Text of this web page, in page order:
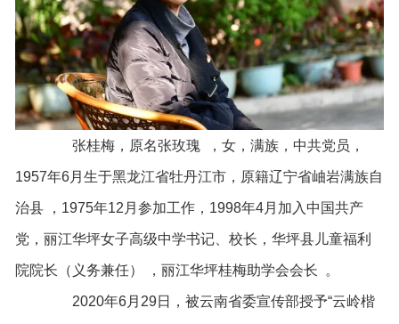
张桂梅，原名张玫瑰 ，女，满族，中共党员，
1957年6月生于黑龙江省牡丹江市，原籍辽宁省岫岩满族自
治县 ，1975年12月参加工作，1998年4月加入中国共产
党，丽江华坪女子高级中学书记、校长，华坪县儿童福利
院院长（义务兼任） ，丽江华坪桂梅助学会会长 。
2020年6月29日，被云南省委宣传部授予“云岭楷